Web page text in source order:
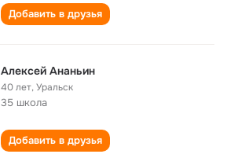
Добавить в друзья
Алексей Ананьин
40 лет,Уральск
35 школа
Добавить в друзья